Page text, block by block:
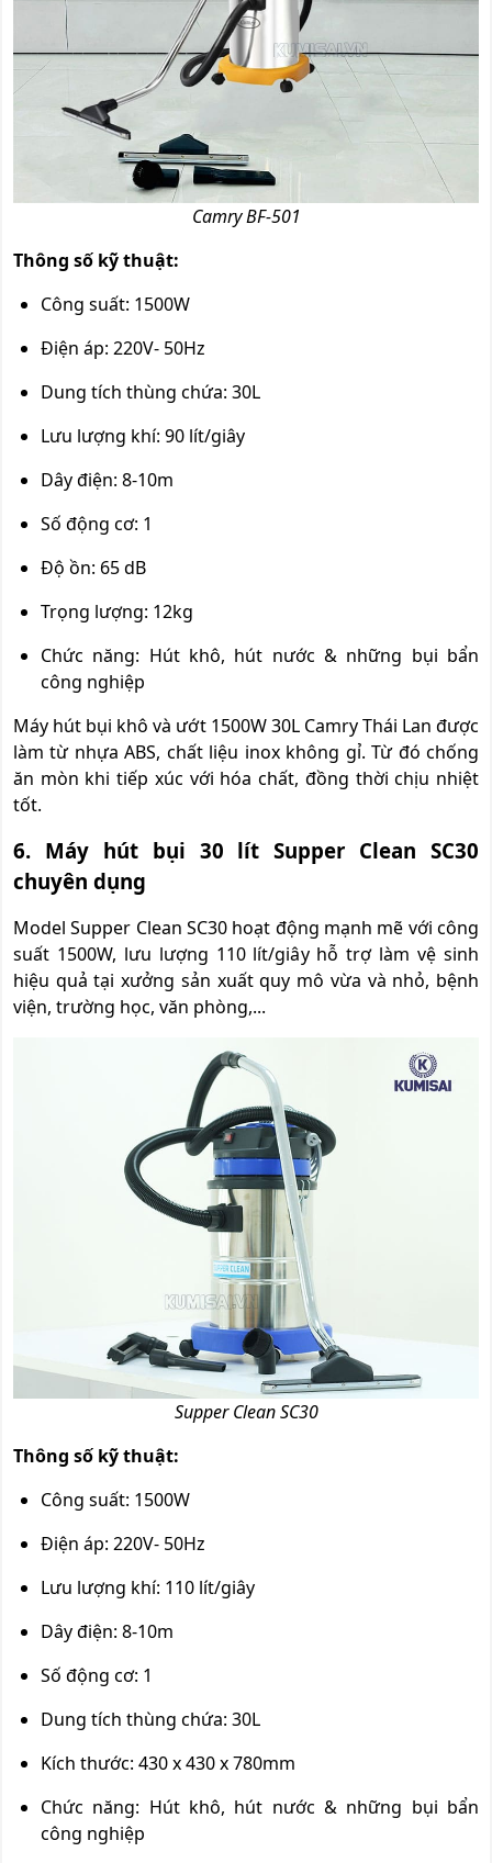
Camry BF-501
Thông số kỹ thuật:
Công suất: 1500W
Điện áp: 220V- 50Hz
Dung tích thùng chứa: 30L
Lưu lượng khí: 90 lít/giây
Dây điện: 8-10m
Số động cơ: 1
Độ ồn: 65 dB
Trọng lượng: 12kg
Chức năng: Hút khô, hút nước & những bụi bẩn
công nghiệp
Máy hút bụi khô và ướt 1500W 30L Camry Thái Lan được
làm từ nhựa ABS, chất liệu inox không gỉ. Từ đó chống
ăn mòn khi tiếp xúc với hóa chất, đồng thời chịu nhiệt
tốt.
6. Máy hút bụi 30 lít Supper Clean SC30
chuyên dụng
Model Supper Clean SC30 hoạt động mạnh mẽ với công
suất 1500W, lưu lượng 110 lít/giây hỗ trợ làm vệ sinh
hiệu quả tại xưởng sản xuất quy mô vừa và nhỏ, bệnh
viện, trường học, văn phòng,...
Supper Clean SC30
Thông số kỹ thuật:
Công suất: 1500W
Điện áp: 220V- 50Hz
Lưu lượng khí: 110 lít/giây
Dây điện: 8-10m
Số động cơ: 1
Dung tích thùng chứa: 30L
Kích thước: 430 x 430 x 780mm
Chức năng: Hút khô, hút nước & những bụi bẩn
công nghiệp